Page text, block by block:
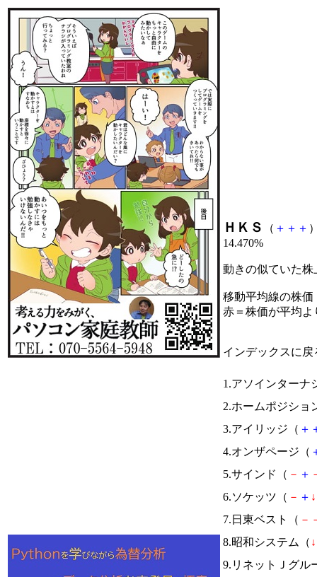
ＨＫＳ （ ＋ ＋ ＋
14.470%
動きの似ていた
移動平均線の株価
赤＝株価が平均
インデックスに戻
1.アソインターナ
2.ホームポジショ
3.アイリッジ（ ＋
4.オンザページ（
5.サインド（ － ＋
6.ソケッツ（ － ＋ ↓
7.日東ベスト（ －
8.昭和システム（ ↓
9.リネットＪグル